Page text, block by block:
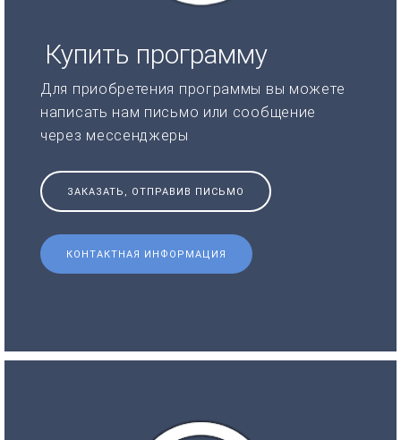
Купить программу
Для приобретения программы вы можете
написать нам письмо или сообщение
через мессенджеры
ЗАКАЗАТЬ, ОТПРАВИВ ПИСЬМО
КОНТАКТНАЯ ИНФОРМАЦИЯ